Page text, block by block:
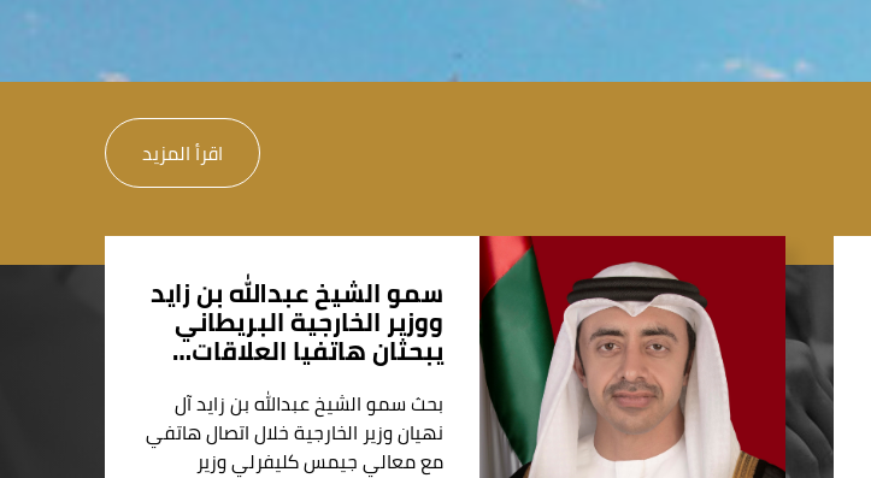
اقرأ المزيد
سمو الشيخ عبدالله بن زايد
ووزير الخارجية البريطاني
يبحثان هاتفيا العلاقات…
بحث سمو الشيخ عبدالله بن زايد آل
نهيان وزير الخارجية خلال اتصال هاتفي
مع معالي جيمس كليفرلي وزير